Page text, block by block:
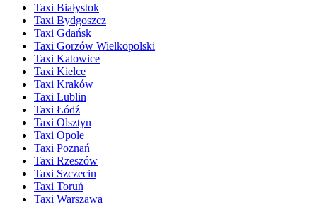
Taxi Białystok
Taxi Bydgoszcz
Taxi Gdańsk
Taxi Gorzów Wielkopolski
Taxi Katowice
Taxi Kielce
Taxi Kraków
Taxi Lublin
Taxi Łódź
Taxi Olsztyn
Taxi Opole
Taxi Poznań
Taxi Rzeszów
Taxi Szczecin
Taxi Toruń
Taxi Warszawa